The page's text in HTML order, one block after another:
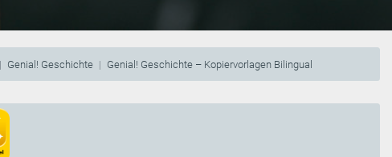
Genial! Geschichte Genial! Geschichte – Kopiervorlagen Bilingual